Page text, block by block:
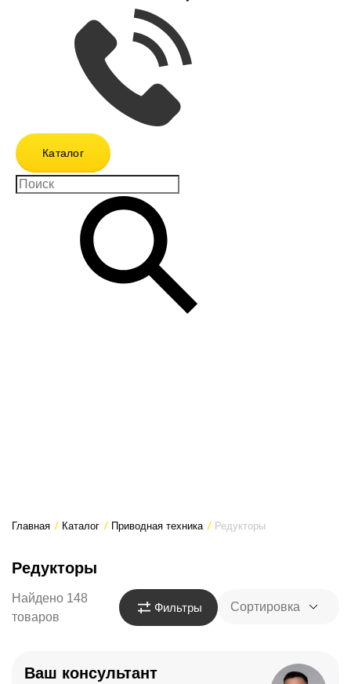
Каталог
Главная / Каталог / Приводная техника / Редукторы
Редукторы
Найдено 148
товаров
Фильтры Сортировка
Ваш консультант